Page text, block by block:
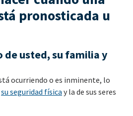
pronosticada u
de usted, su familia y
ocurriendo o es inminente, lo
su seguridad física y la de sus seres